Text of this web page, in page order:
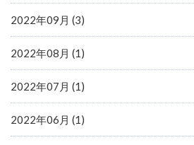
2022年09月 (3)
2022年08月 (1)
2022年07月 (1)
2022年06月 (1)